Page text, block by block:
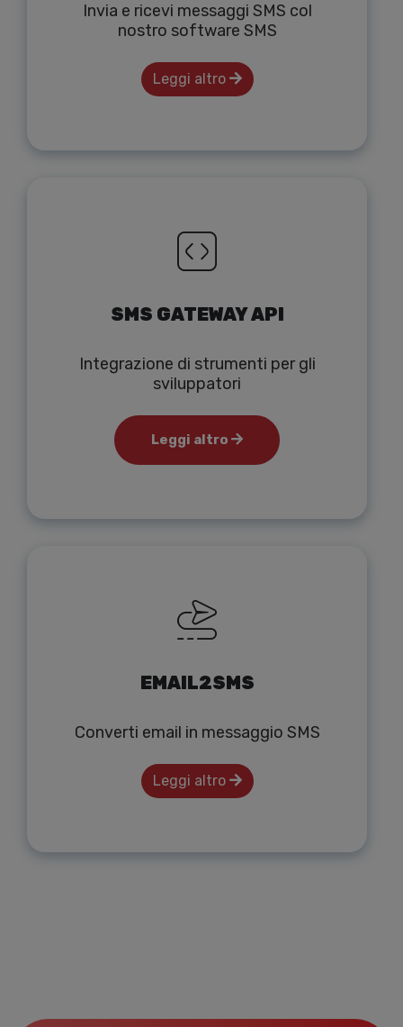
Invia e ricevi messaggi SMS col
nostro software SMS
Leggi altro
SMS GATEWAY API
Integrazione di strumenti per gli
sviluppatori
Leggi altro
EMAIL2SMS
Converti email in messaggio SMS
Leggi altro